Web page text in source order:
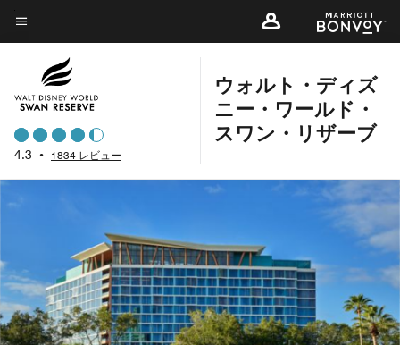
Skip
to
content
メニューのテキスト
4.3 • 1834 レビュー
ウォルト・ディズ
ニー・ワールド・
スワン・リザーブ